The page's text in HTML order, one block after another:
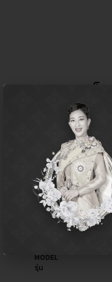
ลูกหมากแร็ค
1,040.00
รหัสสินค้า ซีร่า
OEM NO.
รหัสอะไหล่ผู้ผลิต
PART TYPE
ประเภทอะไหล่
USED FOR
MODEL
รุ่น